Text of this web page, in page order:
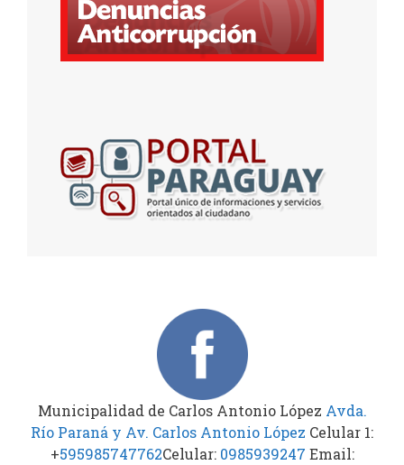
Municipalidad de Carlos Antonio López Avda.
Río Paraná y Av. Carlos Antonio López Celular 1:
+595985747762Celular: 0985939247 Email: